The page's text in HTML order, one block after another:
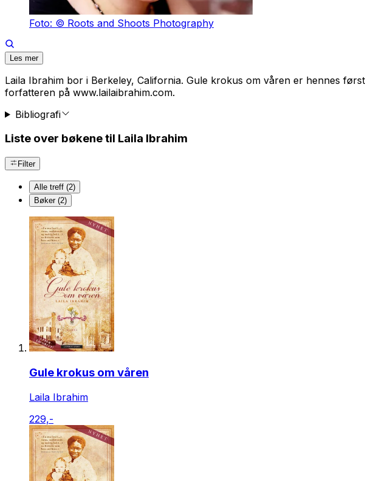
Foto: © Roots and Shoots Photography
Les mer
Laila Ibrahim bor i Berkeley, California. Gule krokus om våren er hennes
forfatteren på www.lailaibrahim.com.
Bibliografi
Liste over bøkene til Laila Ibrahim
Filter
Alle treff (2)
Bøker (2)
Gule krokus om våren
Laila Ibrahim
229,-